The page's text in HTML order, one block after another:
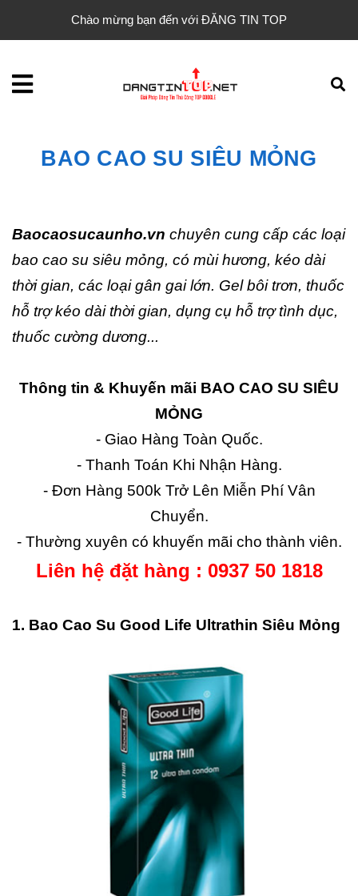
Chào mừng bạn đến với ĐĂNG TIN TOP
BAO CAO SU SIÊU MỎNG
Baocaosucaunho.vn chuyên cung cấp các loại
bao cao su siêu mỏng, có mùi hương, kéo dài
thời gian, các loại gân gai lớn. Gel bôi trơn, thuốc
hỗ trợ kéo dài thời gian, dụng cụ hỗ trợ tình dục,
thuốc cường dương...
Thông tin & Khuyến mãi BAO CAO SU SIÊU
MỎNG
- Giao Hàng Toàn Quốc.
- Thanh Toán Khi Nhận Hàng.
- Đơn Hàng 500k Trở Lên Miễn Phí Vân
Chuyển.
- Thường xuyên có khuyến mãi cho thành viên.
Liên hệ đặt hàng : 0937 50 1818
1. Bao Cao Su Good Life Ultrathin Siêu Mỏng